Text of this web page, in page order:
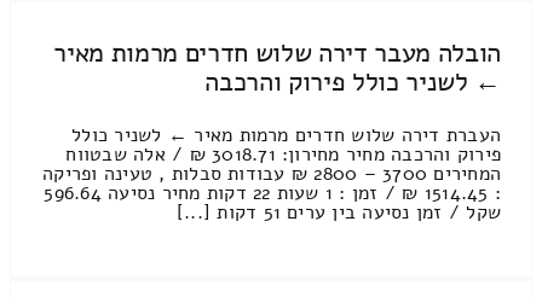
הובלה מעבר דירה שלוש חדרים מרמות מאיר
← לשניר כולל פירוק והרכבה
העברת דירה שלוש חדרים מרמות מאיר ← לשניר כולל
פירוק והרכבה מחיר מחירון: 3018.71 ₪ / אלה שבטווח
המחירים 3700 – 2800 ₪ עבודות סבלות , טעינה ופריקה
: 1514.45 ₪ / זמן : 1 שעות 22 דקות מחיר נסיעה 596.64
שקל / זמן נסיעה בין ערים 51 דקות [...]